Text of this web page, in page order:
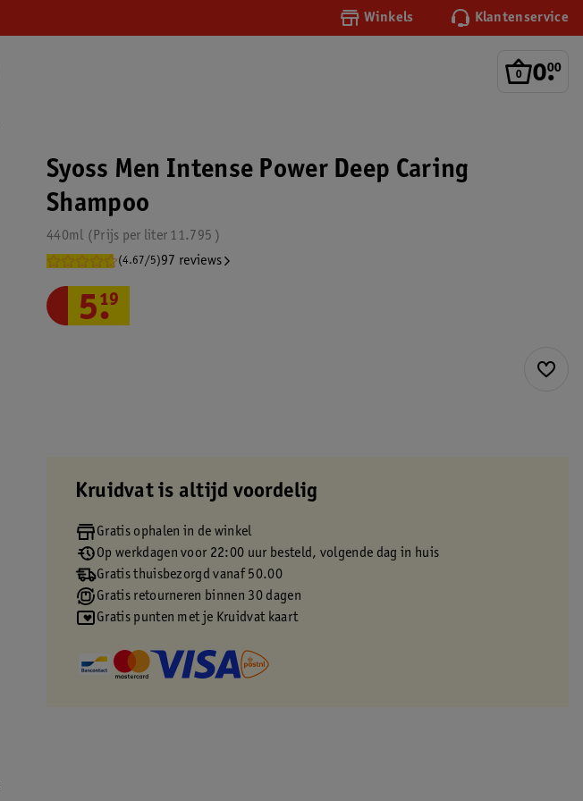
Winkels Klantenservice
0.
00
Syoss Men Intense Power Deep Caring
Shampoo
440ml 11.795
Prijs per liter
(4.67/5)97 reviews
5.
19
Kruidvat is altijd voordelig
Gratis ophalen in de winkel
Op werkdagen voor 22:00 uur besteld, volgende dag in huis
Gratis thuisbezorgd vanaf 50.00
Gratis retourneren binnen 30 dagen
Gratis punten met je Kruidvat kaart